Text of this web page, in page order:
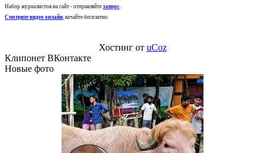
Набор журналистов на сайт - отправляйте запрос.
Смотрите видео онлайн, качайте бесплатно.
Хостинг от uCoz
Клипонет ВКонтакте
Новые фото